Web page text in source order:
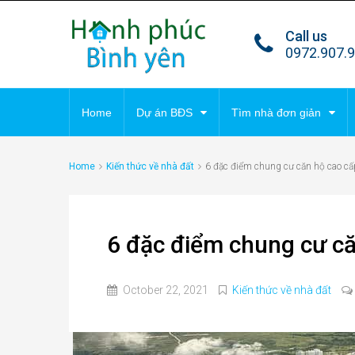
Call us
Home Dự án BĐS Tìm nhà đơn giản
DỰ
Home Kiến thức về nhà đất 6 đặc điểm chung cư căn hộ cao
6 đặc điểm chung cư
October 22, 2021 Kiến thức về nhà đất
TIN TỔNG HỢP
Tất cả tin Villa